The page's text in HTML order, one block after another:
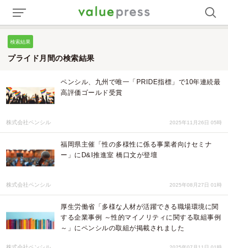
検索結果
プライド月間の検索結果
ペンシル、九州で唯一「PRIDE指標」で10年連続最
高評価ゴールド受賞
株式会社ペンシル 2025年11月26日 05時
福岡県主催「性の多様性に係る事業者向けセミナ
ー」にD&I推進室 橋口文が登壇
株式会社ペンシル 2025年08月27日 01時
厚生労働省「多様な人材が活躍できる職場環境に関
する企業事例 ～性的マイノリティに関する取組事例
～」にペンシルの取組が掲載されました